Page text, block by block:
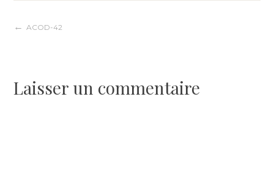
Navigation
l’article
ACOD-42
Laisser un commentaire